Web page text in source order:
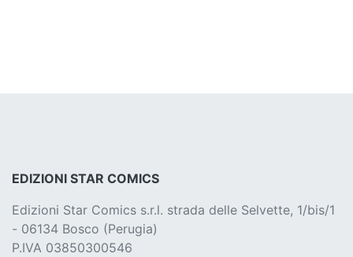
EDIZIONI STAR COMICS
Edizioni Star Comics s.r.l. strada delle Selvette, 1/bis/1
- 06134 Bosco (Perugia)
P.IVA 03850300546